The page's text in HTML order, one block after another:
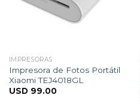
IMPRESORAS
Impresora de Fotos Portátil
Xiaomi TEJ4018GL
USD 99.00